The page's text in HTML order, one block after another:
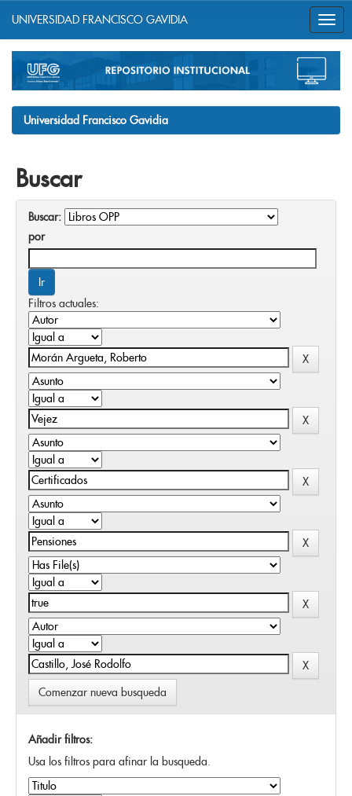
navigation
UNIVERSIDAD FRANCISCO GAVIDIA
Universidad Francisco Gavidia
Buscar
Buscar:
por
Filtros actuales:
Comenzar nueva busqueda
Añadir filtros:
Usa los filtros para afinar la busqueda.